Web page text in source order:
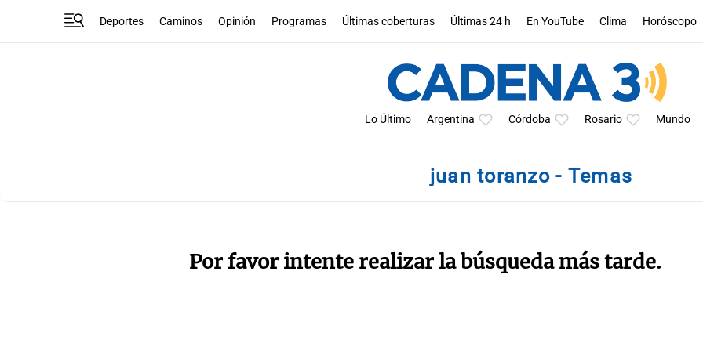
Deportes Caminos Opinión Programas Últimas coberturas Últimas 24 h En YouTube Clima Horóscopo
Lo Último Argentina Córdoba Rosario Mundo
juan toranzo - Temas
Por favor intente realizar la búsqueda más tarde.